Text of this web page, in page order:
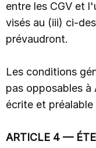
entre les CGV et
visés au (iii) ci-
prévaudront.
Les conditions
pas opposables
écrite et
ARTICLE 4 —